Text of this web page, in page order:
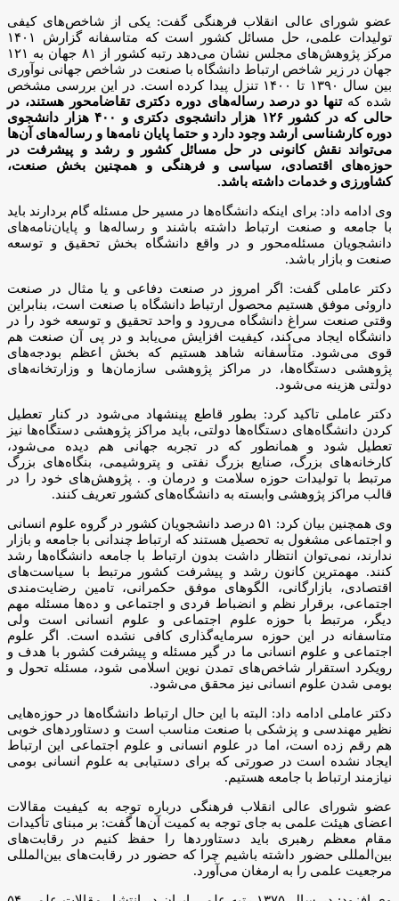
عضو شورای عالی انقلاب فرهنگی گفت: یکی از شاخص‌های کیفی
تولیدات علمی، حل مسائل کشور است که متاسفانه گزارش ۱۴۰۱
مرکز پژوهش‌های مجلس نشان می‌دهد رتبه کشور از ۸۱ جهان به ۱۲۱
جهان در زیر شاخص ارتباط دانشگاه با صنعت در شاخص جهانی نوآوری
بین سال ۱۳۹۰ تا ۱۴۰۰ تنزل پیدا کرده است. در این بررسی مشخص
شده که تنها دو درصد رساله‌های دوره دکتری تقاضامحور هستند، در
حالی که در کشور ۱۲۶ هزار دانشجوی دکتری و ۴۰۰ هزار دانشجوی
دوره کارشناسی ارشد وجود دارد و حتما پایان نامه‌ها و رساله‌های آن‌ها
می‌تواند نقش کانونی در حل مسائل کشور و رشد و پیشرفت در
حوزه‌های اقتصادی، سیاسی و فرهنگی و همچنین بخش صنعت،
کشاورزی و خدمات داشته باشد.
وی ادامه داد: برای اینکه دانشگاه‌ها در مسیر حل مسئله گام بردارند باید
با جامعه و صنعت ارتباط داشته باشند و رساله‌ها و پایان‌نامه‌های
دانشجویان مسئله‌محور و در واقع دانشگاه بخش تحقیق و توسعه
صنعت و بازار باشد.
دکتر عاملی گفت: اگر امروز در صنعت دفاعی و یا مثال در صنعت
داروئی موفق هستیم محصول ارتباط دانشگاه با صنعت است، بنابراین
وقتی صنعت سراغ دانشگاه می‌رود و واحد تحقیق و توسعه خود را در
دانشگاه ایجاد می‌کند، کیفیت افزایش می‌یابد و در پی آن صنعت هم
قوی می‌شود. متأسفانه شاهد هستیم که بخش اعظم بودجه‌های
پژوهشی دستگاه‌ها، در مراکز پژوهشی سازمان‌ها و وزارتخانه‌های
دولتی هزینه می‌شود.
دکتر عاملی تاکید کرد: بطور قاطع پینشهاد می‌شود در کنار تعطیل
کردن دانشگاه‌های دستگاه‌ها دولتی، باید مراکز پژوهشی دستگاه‌ها نیز
تعطیل شود و همانطور که در تجربه جهانی هم دیده می‌شود،
کارخانه‌های بزرگ، صنایع بزرگ نفتی و پتروشیمی، بنگاه‌های بزرگ
مرتبط با تولیدات حوزه سلامت و درمان و. . پژوهش‌های خود را در
قالب مراکز پژوهشی وابسته به دانشگاه‌های کشور تعریف کنند.
وی همچنین بیان کرد: ۵۱ درصد دانشجویان کشور در گروه علوم انسانی
و اجتماعی مشغول به تحصیل هستند که ارتباط چندانی با جامعه و بازار
ندارند، نمی‌توان انتظار داشت بدون ارتباط با جامعه دانشگاه‌ها رشد
کنند. مهمترین کانون رشد و پیشرفت کشور مرتبط با سیاست‌های
اقتصادی، بازارگانی، الگوهای موفق حکمرانی، تامین رضایت‌مندی
اجتماعی، برقرار نظم و انضباط فردی و اجتماعی و ده‌ها مسئله مهم
دیگر، مرتبط با حوزه علوم اجتماعی و علوم انسانی است ولی
متاسفانه در این حوزه سرمایه‌گذاری کافی نشده است. اگر علوم
اجتماعی و علوم انسانی ما در گیر مسئله و پیشرفت کشور با هدف و
رویکرد استقرار شاخص‌های تمدن نوین اسلامی شود، مسئله تحول و
بومی شدن علوم انسانی نیز محقق می‌شود.
دکتر عاملی ادامه داد: البته با این حال ارتباط دانشگاه‌ها در حوزه‌هایی
نظیر مهندسی و پزشکی با صنعت مناسب است و دستاوردهای خوبی
هم رقم زده است، اما در علوم انسانی و علوم اجتماعی این ارتباط
ایجاد نشده است در صورتی که برای دستیابی به علوم انسانی بومی
نیازمند ارتباط با جامعه هستیم.
عضو شورای عالی انقلاب فرهنگی درباره توجه به کیفیت مقالات
اعضای هیئت علمی به جای توجه به کمیت آن‌ها گفت: بر مبنای تأکیدات
مقام معظم رهبری باید دستاوردها را حفظ کنیم در رقابت‌های
بین‌المللی حضور داشته باشیم چرا که حضور در رقابت‌های بین‌المللی
مرجعیت علمی را به ارمغان می‌آورد.